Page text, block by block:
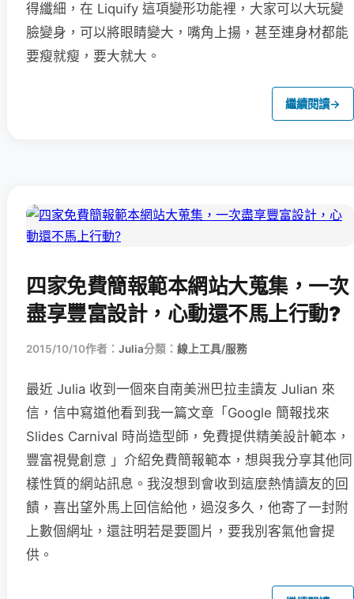
得纖細，在 Liquify 這項變形功能裡，大家可以大玩變
臉變身，可以將眼睛變大，嘴角上揚，甚至連身材都能
要瘦就瘦，要大就大。
繼續閱讀→
四家免費簡報範本網站大蒐集，一次
盡享豐富設計，心動還不馬上行動?
2015/10/10作者： Julia分類： 線上工具/服務
最近 Julia 收到一個來自南美洲巴拉圭讀友 Julian 來
信，信中寫道他看到我一篇文章「Google 簡報找來
Slides Carnival 時尚造型師，免費提供精美設計範本，
豐富視覺創意 」介紹免費簡報範本，想與我分享其他同
樣性質的網站訊息。我沒想到會收到這麼熱情讀友的回
饋，喜出望外馬上回信給他，過沒多久，他寄了一封附
上數個網址，還註明若是要圖片，要我別客氣他會提
供。